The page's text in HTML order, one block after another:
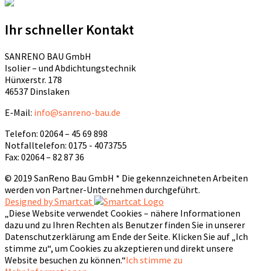
Ihr schneller Kontakt
SANRENO BAU GmbH
Isolier – und Abdichtungstechnik
Hünxerstr. 178
46537 Dinslaken
E-Mail: info@sanreno-bau.de
Telefon: 02064 – 45 69 898
Notfalltelefon: 0175 - 4073755
Fax: 02064 – 82 87 36
© 2019 SanReno Bau GmbH * Die gekennzeichneten Arbeiten
werden von Partner-Unternehmen durchgeführt.
Designed by Smartcat
„Diese Website verwendet Cookies – nähere Informationen
dazu und zu Ihren Rechten als Benutzer finden Sie in unserer
Datenschutzerklärung am Ende der Seite. Klicken Sie auf „Ich
stimme zu“, um Cookies zu akzeptieren und direkt unsere
Website besuchen zu können.“Ich stimme zu